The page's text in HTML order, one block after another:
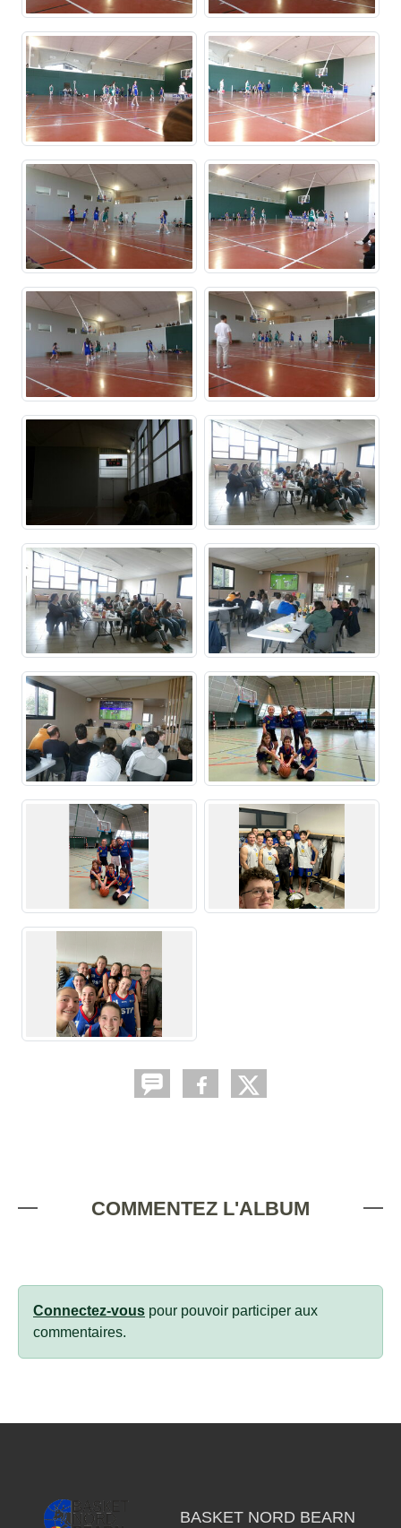
COMMENTEZ L'ALBUM
Connectez-vous pour pouvoir participer aux
commentaires.
BASKET NORD BEARN